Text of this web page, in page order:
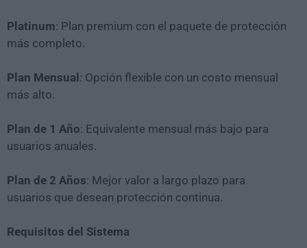
Platinum: Plan premium con el paquete de protección
más completo.
Plan Mensual : Opción flexible con un costo mensual
más alto.
Plan de 1 Año: Equivalente mensual más bajo para
usuarios anuales.
Plan de 2 Años: Mejor valor a largo plazo para
usuarios que desean protección continua.
Requisitos del Sistema